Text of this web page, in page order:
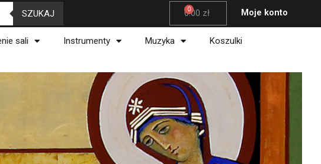
SZUKAJ 0.00 zł
Wózek Moje konto
sali Instrumenty Muzyka Koszulki